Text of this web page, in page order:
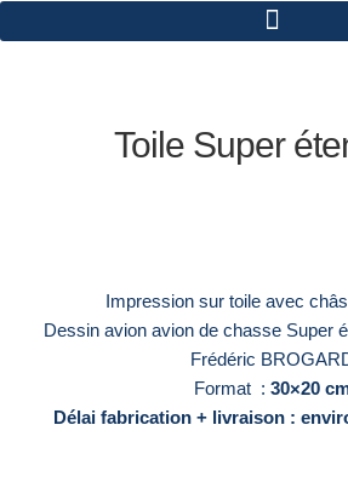
Toile Super
Impression sur toile avec
Dessin avion avion de chasse Super
Frédéric
Format : 30×20
Délai fabrication + livraison :